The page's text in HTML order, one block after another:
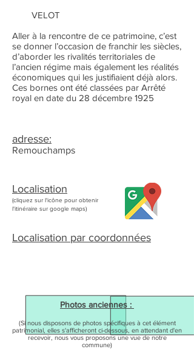
VELOT
Aller à la rencontre de ce patrimoine, c’est
se donner l’occasion de franchir les siècles,
d’aborder les rivalités territoriales de
l’ancien régime mais également les réalités
économiques qui les justifiaient déjà alors.
Ces bornes ont été classées par Arrêté
royal en date du 28 décembre 1925
adresse:
Remouchamps
Localisation
(cliquez sur l'icône pour obtenir
l'itinéraire sur google maps)
Localisation par coordonnées
Photos anciennes :
(Si nous disposons de photos spécifiques à cet élément
patrimonial, elles s'afficheront ci-dessous, en attendant d'en
recevoir, nous vous proposons une vue de notre
commune)